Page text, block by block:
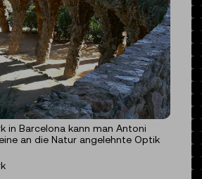
in Barcelona kann man Antoni
an die Natur angelehnte Optik